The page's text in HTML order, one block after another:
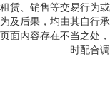
租赁、销售等交易行为
为及后果，均由其自行
页面内容存在不当之处
时配合